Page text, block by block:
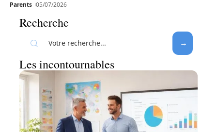
Parents 05/07/2026
Recherche
Les incontournables